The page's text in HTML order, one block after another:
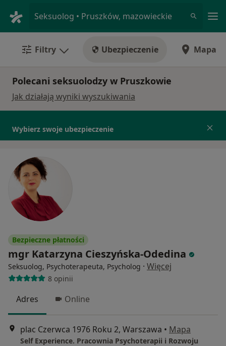
Seksuolog • Pruszków, mazowieckie
Filtry Ubezpieczenie Mapa
Polecani seksuolodzy w Pruszkowie
Jak działają wyniki wyszukiwania
Wybierz swoje ubezpieczenie
Bezpieczne płatności
mgr Katarzyna Cieszyńska-Odedina
Seksuolog, Psychoterapeuta, Psycholog · Więcej
8 opinii
Adres Online
plac Czerwca 1976 Roku 2, Warszawa • Mapa
Self Experience. Pracownia Psychoterapii i Rozwoju